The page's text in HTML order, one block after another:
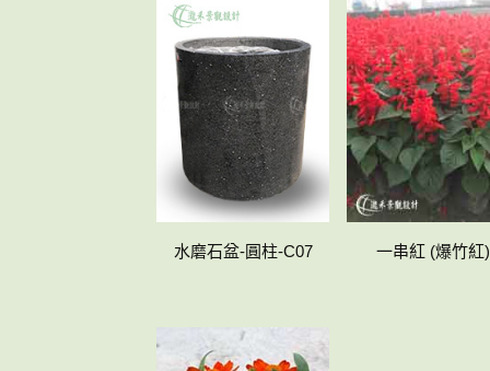
水磨石盆-圓柱-C07 一串紅 (爆竹紅)